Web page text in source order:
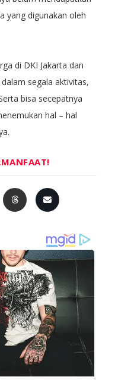
yang digunakan oleh
di DKI Jakarta dan
segala aktivitas,
bisa secepatnya
hal – hal